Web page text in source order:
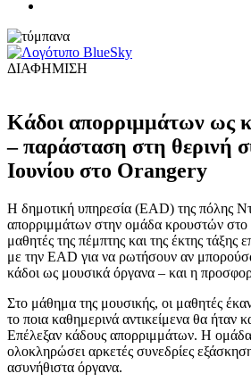
ΔΙΑΦΗΜΙΣΗ
Κάδοι απορριμμάτων ως
– παράσταση στη θερινή
Ιουνίου στο Orangery
Η δημοτική υπηρεσία (EAD) της πόλης
απορριμμάτων στην ομάδα κρουστών στο
μαθητές της πέμπτης και της έκτης τάξης
με την EAD για να ρωτήσουν αν
κάδοι ως μουσικά όργανα – και η
Στο μάθημα της μουσικής, οι μαθητές
το ποια καθημερινά αντικείμενα θα ήταν
Επέλεξαν κάδους απορριμμάτων. Η ομάδα
ολοκληρώσει αρκετές συνεδρίες
ασυνήθιστα όργανα.